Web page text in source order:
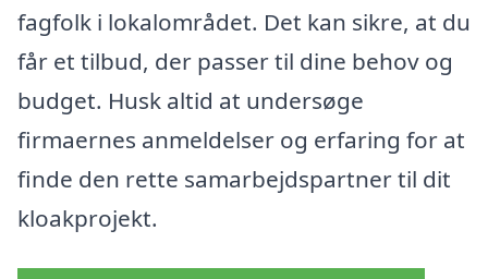
fagfolk i lokalområdet. Det kan sikre, at du
får et tilbud, der passer til dine behov og
budget. Husk altid at undersøge
firmaernes anmeldelser og erfaring for at
finde den rette samarbejdspartner til dit
kloakprojekt.